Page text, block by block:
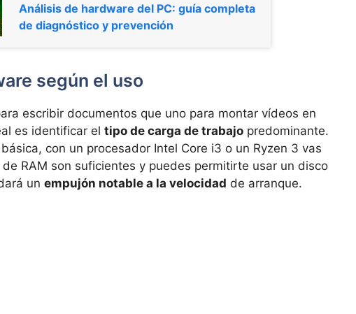
Análisis de hardware del PC: guía completa
de diagnóstico y prevención
según el uso
escribir documentos que uno para montar vídeos en
es identificar el tipo de carga de trabajo predominante.
con un procesador Intel Core i3 o un Ryzen 3 vas
RAM son suficientes y puedes permitirte usar un disco
un empujón notable a la velocidad de arranque.